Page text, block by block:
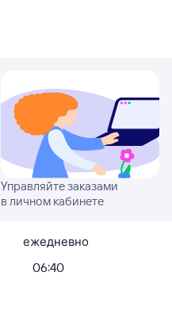
Управляйте заказами
в личном кабинете
ежедневно
06:40